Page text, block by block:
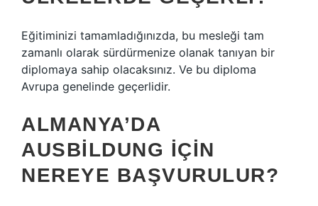
Eğitiminizi tamamladığınızda, bu mesleği tam
zamanlı olarak sürdürmenize olanak tanıyan bir
diplomaya sahip olacaksınız. Ve bu diploma
Avrupa genelinde geçerlidir.
ALMANYA’DA
AUSBILDUNG IÇIN
NEREYE BAŞVURULUR?